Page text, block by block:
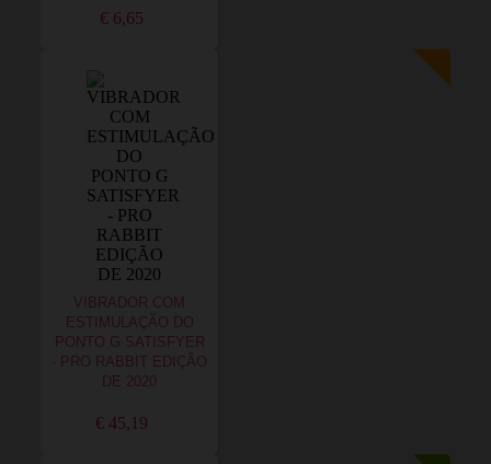
€ 6,65
VIBRADOR COM
ESTIMULAÇÃO DO
PONTO G SATISFYER
- PRO RABBIT EDIÇÃO
DE 2020
€ 45,19